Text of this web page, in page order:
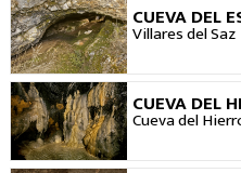
CUEVA DEL
Villares del Saz
CUEVA DEL
Cueva del